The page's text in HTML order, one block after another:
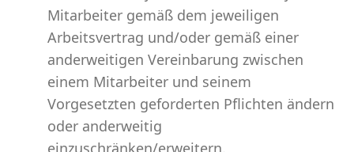
Mitarbeiter gemäß dem jeweiligen
Arbeitsvertrag und/oder gemäß einer
anderweitigen Vereinbarung zwischen
einem Mitarbeiter und seinem
Vorgesetzten geforderten Pflichten ändern
oder anderweitig
einzuschränken/erweitern.